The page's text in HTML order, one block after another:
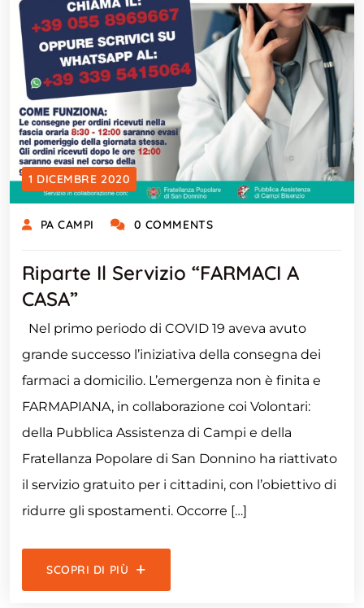
1 DICEMBRE 2020
PA CAMPI 0 COMMENTS
Riparte Il Servizio “FARMACI A
CASA”
Nel primo periodo di COVID 19 aveva avuto
grande successo l’iniziativa della consegna dei
farmaci a domicilio. L’emergenza non è finita e
FARMAPIANA, in collaborazione coi Volontari:
della Pubblica Assistenza di Campi e della
Fratellanza Popolare di San Donnino ha riattivato
il servizio gratuito per i cittadini, con l’obiettivo di
ridurre gli spostamenti. Occorre […]
SCOPRI DI PIÙ